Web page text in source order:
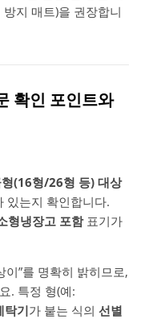
지 매트)을 권장합니
확인 포인트와
(16형/26형 등) 대상
있는지 확인합니다.
형냉장고 포함표기가
이”를 명확히 밝히므로,
. 특정 형(예:
탁기가 붙는 식의 선별